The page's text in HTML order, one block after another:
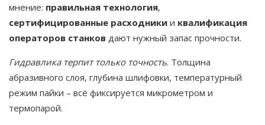
мнение: правильная технология,
сертифицированные расходники и квалификация
операторов станков дают нужный запас прочности.
Гидравлика терпит только точность. Толщина
абразивного слоя, глубина шлифовки, температурный
режим пайки – всё фиксируется микрометром и
термопарой.